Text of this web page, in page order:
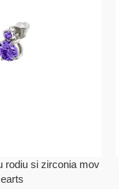
rodiu si zirconia mov